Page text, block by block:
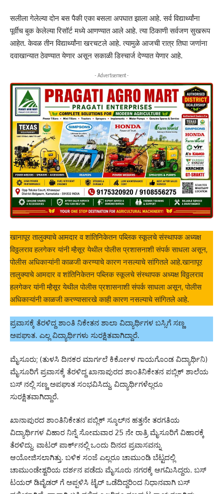
सलीला गेलेल्या दोन बस पैकी एका बसला अपघात झाला आहे. सर्व विद्यार्थ्यांना
पूर्वीच बुक केलेल्या रिसॉर्ट मध्ये आणण्यात आले आहे. त्या ठिकाणी सर्वजण सुखरूप
आहेत. केवळ तीन विद्यार्थ्यांना खरचटले आहे. त्यामुळे आजची रात्र तिघा जणांना
दवाखान्यात ठेवण्यात येणार असून सकाळी डिस्चार्ज देण्यात येणार आहे.
- Advertisement -
खानापूर तालुक्याचे आमदार व शांतिनिकेतन पब्लिक स्कूलचे संस्थापक अध्यक्ष
विठ्ठलराव हलगेकर यांनी म्हैसूर येथील पोलीस प्रशासनाशी संपर्क साधला असून,
पोलीस अधिकाऱ्यांनी काळजी करण्याचे कारण नसल्याचे सांगितले आहे.खानापूर
तालुक्याचे आमदार व शांतिनिकेतन पब्लिक स्कूलचे संस्थापक अध्यक्ष विठ्ठलराव
हलगेकर यांनी म्हैसूर येथील पोलीस प्रशासनाशी संपर्क साधला असून, पोलीस
अधिकाऱ्यांनी काळजी करण्यासारखे काही कारण नसल्याचे सांगितले आहे.
ಪ್ರವಾಸಕ್ಕೆ ತೆರಳಿದ್ದ ಶಾಂತಿ ನಿಕೇತನ ಶಾಲಾ ವಿದ್ಯಾರ್ಥಿಗಳ ಬಸ್ಸಿಗೆ ಸಣ್ಣ
ಅಪಘಾತ. ಎಲ್ಲ ವಿದ್ಯಾರ್ಥಿಗಳು ಸುರಕ್ಷಿತವಾಗಿದ್ದಾರೆ.
ಮೈಸೂರು; (ತುಳಸಿ ದಿನಕರ ಮಾರ್ಗಲೆ ಕಿರ್ಕೋಳ ಗಾಯಗೊಂಡ ವಿದ್ಯಾರ್ಥಿನಿ)
ಮೈಸೂರಿಗೆ ಪ್ರವಾಸಕ್ಕೆ ತೆರಳಿದ್ದ ಖಾನಾಪುರದ ಶಾಂತಿನಿಕೇತನ ಪಬ್ಲಿಕ್ ಶಾಲೆಯ
ಬಸ್ ನಲ್ಲಿ ಸಣ್ಣ ಅಪಘಾತ ಸಂಭವಿಸಿದ್ದು, ವಿದ್ಯಾರ್ಥಿಗಳೆಲ್ಲರೂ
ಸುರಕ್ಷಿತವಾಗಿದ್ದಾರೆ.
ಖಾನಾಪುರದ ಶಾಂತಿನಿಕೇತನ ಪಬ್ಲಿಕ್ ಸ್ಕೂಲ್‌ನ ಹತ್ತನೇ ತರಗತಿಯ
ವಿದ್ಯಾರ್ಥಿಗಳ ವಿಹಾರ ನಿನ್ನೆ ಸೋಮವಾರ 25 ನೇ ರಾತ್ರಿ ಮೈಸೂರಿಗೆ ವಿಹಾರಕ್ಕೆ
ತೆರಳಿದ್ದು. ವಾಟರ್ ಪಾರ್ಕ್‌ನಲ್ಲಿ ಒಂದು ದಿನದ ಪ್ರವಾಸವನ್ನು
ಆಯೋಜಿಸಲಾಗಿತ್ತು. ಬಳಿಕ ಸಂಜೆ ಎಲ್ಲರೂ ಚಾಮುಂಡಿ ಬೆಟ್ಟದಲ್ಲಿ
ಚಾಮುಂಡೇಶ್ವರಿಯ ದರ್ಶನ ಪಡೆದು ಮೈಸೂರು ನಗರಕ್ಕೆ ಆಗಮಿಸಿದ್ದರು. ಬಸ್
ಟಯರ್ ಡಿವೈಡರ್ ಗೆ ಅಪ್ಪಳಿಸಿ ಟೈರ್ ಒಡೆದಿದ್ದರಿಂದ ನಿಧಾನವಾಗಿ ಬಸ್